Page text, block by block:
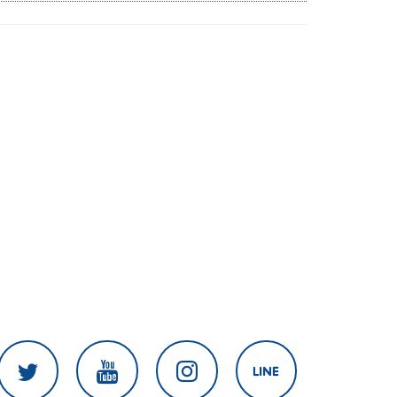
เมียนมากลับสู่อาเซียน